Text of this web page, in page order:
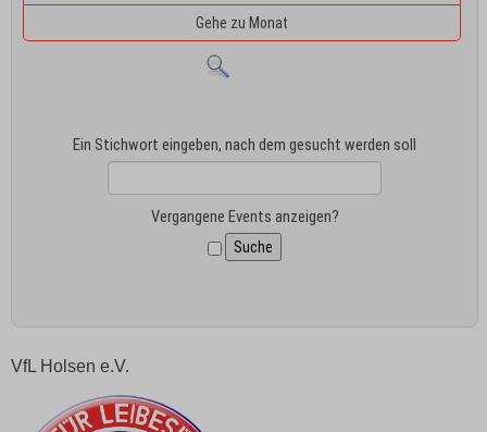
Gehe zu Monat
Ein Stichwort eingeben, nach dem gesucht werden soll
Vergangene Events anzeigen?
VfL Holsen e.V.